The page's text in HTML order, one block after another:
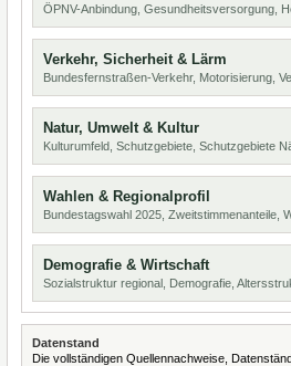
ÖPNV-Anbindung, Gesundheitsversorgung,
Verkehr, Sicherheit & Lärm
Bundesfernstraßen-Verkehr, Motorisierung,
Natur, Umwelt & Kultur
Kulturumfeld, Schutzgebiete, Schutzgebiete
Wahlen & Regionalprofil
Bundestagswahl 2025, Zweitstimmenanteile,
Demografie & Wirtschaft
Sozialstruktur regional, Demografie,
Datenstand
Die vollständigen Quellennachweise,